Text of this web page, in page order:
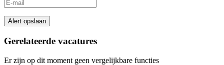
Alert opslaan
Gerelateerde vacatures
Er zijn op dit moment geen vergelijkbare functies